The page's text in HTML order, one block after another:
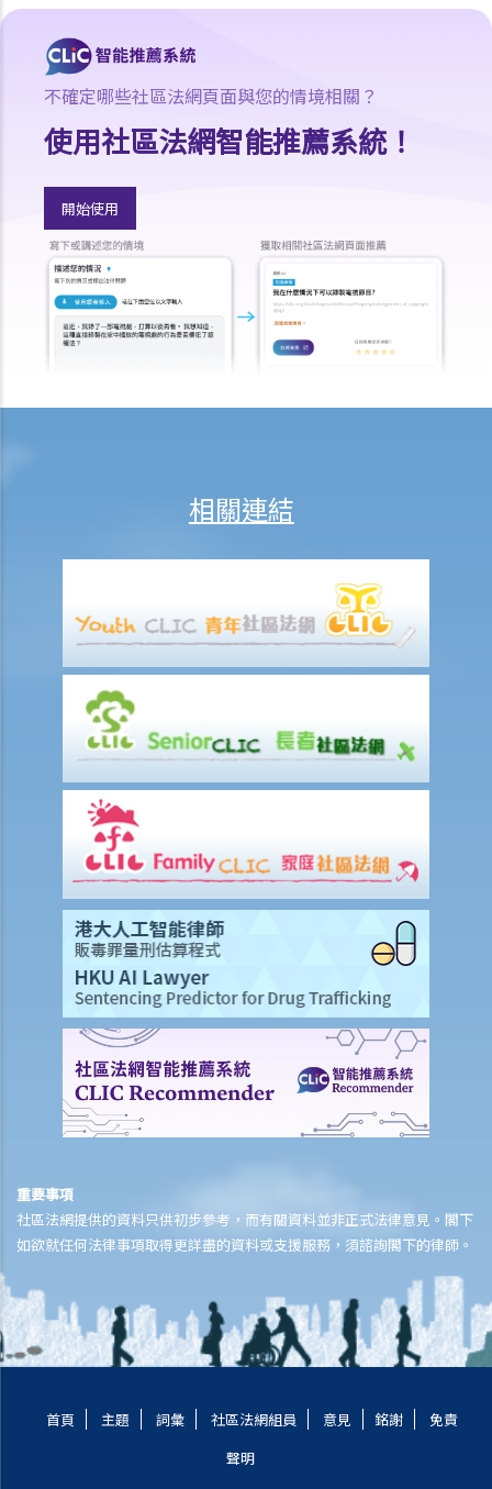
先生可否藉此向法庭請求暫停或撤銷訴訟？
5. 如法庭向 T先生頒布破產令，他會面對甚麼後果？
6. 破產會否影響T先生的工作？
7. 如T先生攜同100,000元現金潛逃往中國，他可能要承受甚麼法律責
9. 當法庭向T先生頒布破產令後，ABC銀行可採取甚麼行動?
10. T先生的破產令幾時會被解除？
11. T先生可否向法庭申請提早解除破產令?
個人自願安排（或稱「債務重組」）
1.如債務人不想為欠債而破產，是否有其他選擇？
1. 以M小姐之個案而言，IVA如何比破產優勝？
5.如M小姐之 IVA建議書獲通過，她需要承擔甚麼責任？
6. 債權人會議中之議決能否被推翻？
7.於IVA之執行期間，M小姐可否避免面對破產訴訟？
A. 哪類公司可被清盤？
1. 就上述問題，倘若「ABC 貿易公司」拒絕償還所欠債務，我可否針對
此公司而提交清盤呈請書 ？
B.提交清盤呈請書時要注意之事項
1. 提交清盤呈請書之程序簡述
2.清盤呈請書應包含哪些內容？
3. 我已就債項問題獲得法庭之判決，惟該公司仍然拒絕還債。我應否提
出清盤呈請？
4. 除債權人外，還有何人可提出清盤呈請？
5. 我是某公司之董事及小股東 ，而 公司大股東一向將本人摒除於公司
管理層之外。我能否提出清盤呈請？
6. 我知道有另一位債權人已經提交將該公司清盤的呈請書，我是否仍需
提交另一份呈請書？如果不需要，我還有甚麼選擇？
拖欠對方任何款額。有何方法可以保護公司利益？
8. 本公司已致函債權人要求撤回對本公司的還債要求書 ，惟我們未收到
我們有何選擇？ 閣下可向法庭申請禁制令制止債權人提出清盤呈請。但
在取得禁制令前，閣下必須能夠提出實質理據就有關索償提出爭議 。
C.查詢清盤記錄
1. 能否恢復被凍結的公司銀行賬戶？
2. 本公司認為清盤呈請人追索的債務並不屬實，我們在清盤呈請聆訊前
不確定哪些社區法網頁面與您的情境相關？
使用社區法網智能推薦系統！
開始使用
相關連結
重要事項
社區法網提供的資料只供初步參考，而有關資料並非正式法律意見。閣下
如欲就任何法律事項取得更詳盡的資料或支援服務，須諮詢閣下的律師。
首頁 主題 詞彙 社區法網組員 意見 銘謝
免責
聲明